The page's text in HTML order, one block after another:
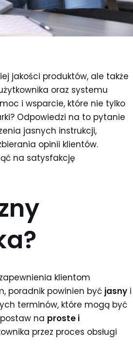
jakości produktów, ale także
oraz systemu
i wsparcie, które nie tylko
Odpowiedzi na to pytanie
jasnych instrukcji,
opinii klientów.
na satysfakcję
klientom
poradnik powinien być jasny i
terminów, które mogą być
na proste i
przez proces obsługi